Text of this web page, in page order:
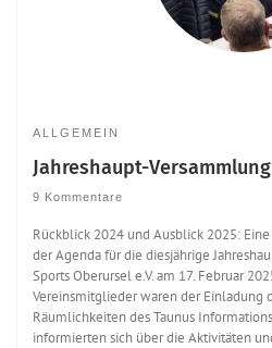
ALLGEMEIN
Jahreshaupt-
9 Kommentare
Rückblick 2024 und Ausblick 2025:
der Agenda für die diesjährige
Sports Oberursel e.V. am 17. Februar
Vereinsmitglieder waren der Einladung
Räumlichkeiten des Taunus
informierten sich über die Aktivitäten